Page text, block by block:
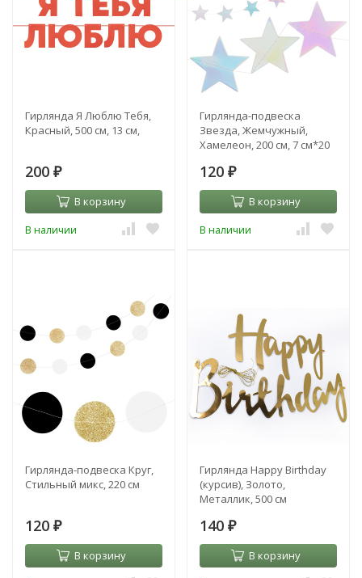
Гирлянда Я Люблю Тебя,
Красный, 500 см, 13 см,
200 ₽
В корзину
В наличии
Гирлянда-подвеска
Звезда, Жемчужный,
Хамелеон, 200 см, 7 см*20
120 ₽
В корзину
В наличии
Гирлянда-подвеска Круг,
Стильный микс, 220 см
120 ₽
В корзину
Гирлянда Happy Birthday
(курсив), Золото,
Металлик, 500 см
140 ₽
В корзину